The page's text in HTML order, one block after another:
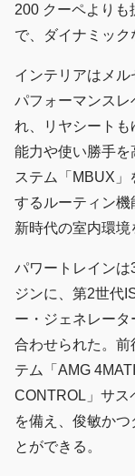
200 クーペよりも
で、ダイナミック
インテリアはメ
パフォーマンスレ
れ、リヤシート
能力や使い勝手
ステム「MBUX
するルーティン機
新時代の室内環境
パワートレイン
ジンに、第2世代
ー・ジェネレー
合わせられた。前
テム「AMG
CONTROL」サス
を備え、俊敏か
とができる。